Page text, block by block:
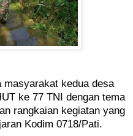
masyarakat kedua desa
ke 77 TNI dengan tema
rangkaian kegiatan yang
Kodim 0718/Pati.